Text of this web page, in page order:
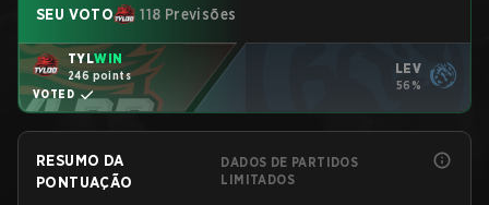
SEU VOTO 118 Previsões
TYLWIN
246 points
VOTED
LEV
56%
RESUMO DA
PONTUAÇÃO
DADOS DE PARTIDOS
LIMITADOS